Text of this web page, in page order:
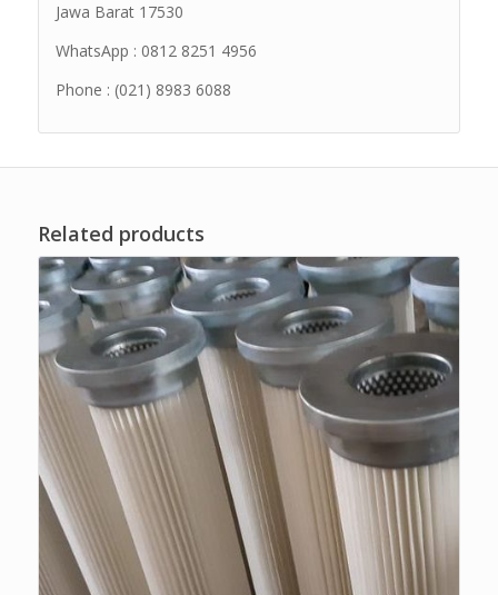
Jawa Barat 17530
WhatsApp : 0812 8251 4956
Phone : (021) 8983 6088
Related products